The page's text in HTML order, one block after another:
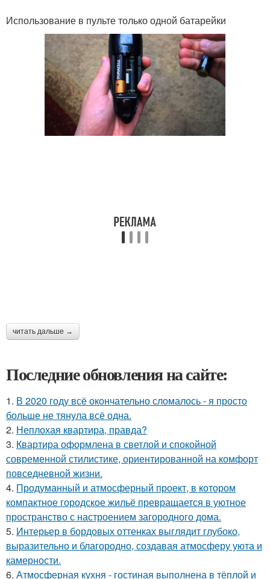
Использование в пульте только одной батарейки
читать дальше →
Последние обновления на сайте:
1. В 2020 году всё окончательно сломалось - я просто
больше не тянула всё одна.
2. Неплохая квартира, правда?
3. Квартира оформлена в светлой и спокойной
современной стилистике, ориентированной на комфорт
повседневной жизни.
4. Продуманный и атмосферный проект, в котором
компактное городское жильё превращается в уютное
пространство с настроением загородного дома.
5. Интерьер в бордовых оттенках выглядит глубоко,
выразительно и благородно, создавая атмосферу уюта и
камерности.
6. Атмосферная кухня - гостиная выполнена в тёплой и